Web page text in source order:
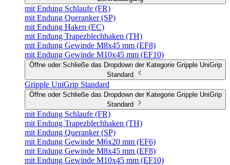
mit Endung Schlaufe (FR)
mit Endung Queranker (SP)
mit Endung Haken (EC)
mit Endung Trapezblechhaken (TH)
mit Endung Gewinde M8x45 mm (EF8)
mit Endung Gewinde M10x45 mm (EF10)
Öffne oder Schließe das Dropdown der Kategorie Gripple UniGrip
Standard
Gripple UniGrip Standard
Öffne oder Schließe das Dropdown der Kategorie Gripple UniGrip
Standard
mit Endung Schlaufe (FR)
mit Endung Trapezblechhaken (TH)
mit Endung Queranker (SP)
mit Endung Gewinde M6x20 mm (EF6)
mit Endung Gewinde M8x45 mm (EF8)
mit Endung Gewinde M10x45 mm (EF10)